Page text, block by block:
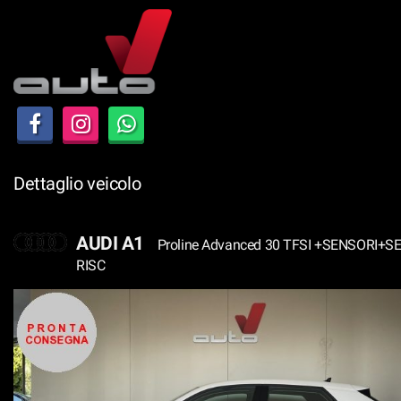
Dettaglio veicolo
AUDI A1
Proline Advanced 30 TFSI
RISC
di
Il
pannello
ti
esprimere
preferenze
consenso
alle
tecnologie
di